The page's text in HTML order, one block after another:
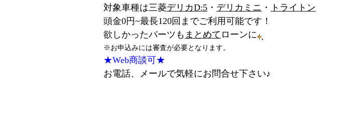
対象車種は三菱デリカD:5 ・ デリカミニ ・
トライトン
頭金0円~最長120回までご利用可能です！
欲しかったパーツも まとめて ローンに
※お申込みには審査が必要となります。
★Web商談可★
お電話、メールで気軽にお問合せ下さい♪